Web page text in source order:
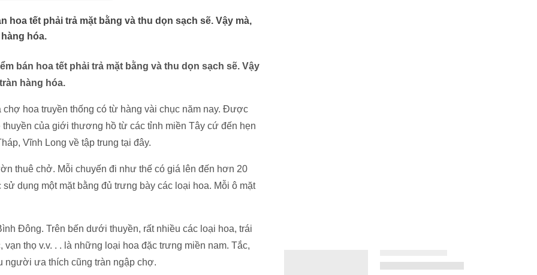
hoa tết phải trả mặt bằng và thu dọn sạch sẽ. Vậy mà,
hóa.
bán hoa tết phải trả mặt bằng và thu dọn sạch sẽ. Vậy
hàng hóa.
hoa truyền thống có từ hàng vài chục năm nay. Được
của giới thương hồ từ các tỉnh miền Tây cứ đến hẹn
Vĩnh Long về tập trung tại đây.
thuê chở. Mỗi chuyến đi như thế có giá lên đến hơn 20
dụng một mặt bằng đủ trưng bày các loại hoa. Mỗi ô mặt
Đông. Trên bến dưới thuyền, rất nhiều các loại hoa, trái
thọ v.v. . . là những loại hoa đặc trưng miền nam. Tắc,
người ưa thích cũng tràn ngập chợ.